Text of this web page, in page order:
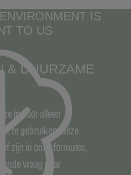
IS
TO US
& DUURZAME
in door alleen
te gebruiken. Deze
zijn in onze formules,
vraag naar